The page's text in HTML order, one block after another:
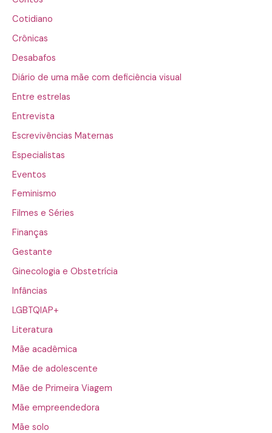
Cotidiano
Crônicas
Desabafos
Diário de uma mãe com deficiência visual
Entre estrelas
Entrevista
Escrevivências Maternas
Especialistas
Eventos
Feminismo
Filmes e Séries
Finanças
Gestante
Ginecologia e Obstetrícia
Infâncias
LGBTQIAP+
Literatura
Mãe acadêmica
Mãe de adolescente
Mãe de Primeira Viagem
Mãe empreendedora
Mãe solo